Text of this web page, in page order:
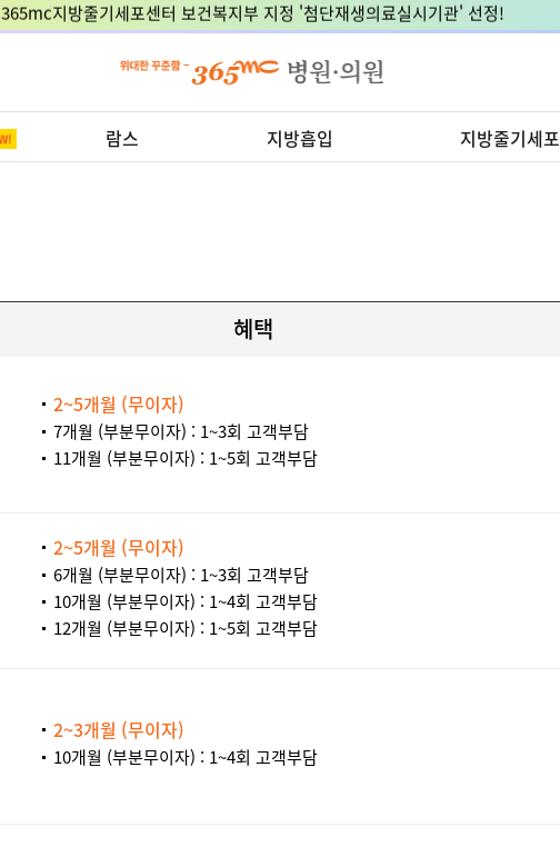
8월 15일 광복절, 정상진료 지점은 어디?
람스 지방흡입 지방줄기세포
카드 무이자 할부 안내
혜택
2~5개월 (무이자)
7개월 (부분무이자) : 1~3회 고객부담
11개월 (부분무이자) : 1~5회 고객부담
2~5개월 (무이자)
6개월 (부분무이자) : 1~3회 고객부담
10개월 (부분무이자) : 1~4회 고객부담
12개월 (부분무이자) : 1~5회 고객부담
2~3개월 (무이자)
10개월 (부분무이자) : 1~4회 고객부담